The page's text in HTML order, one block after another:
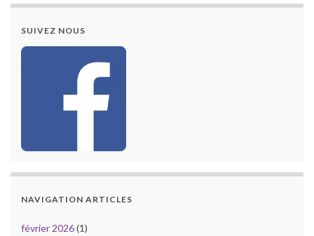
SUIVEZ NOUS
NAVIGATION ARTICLES
février 2026(1)